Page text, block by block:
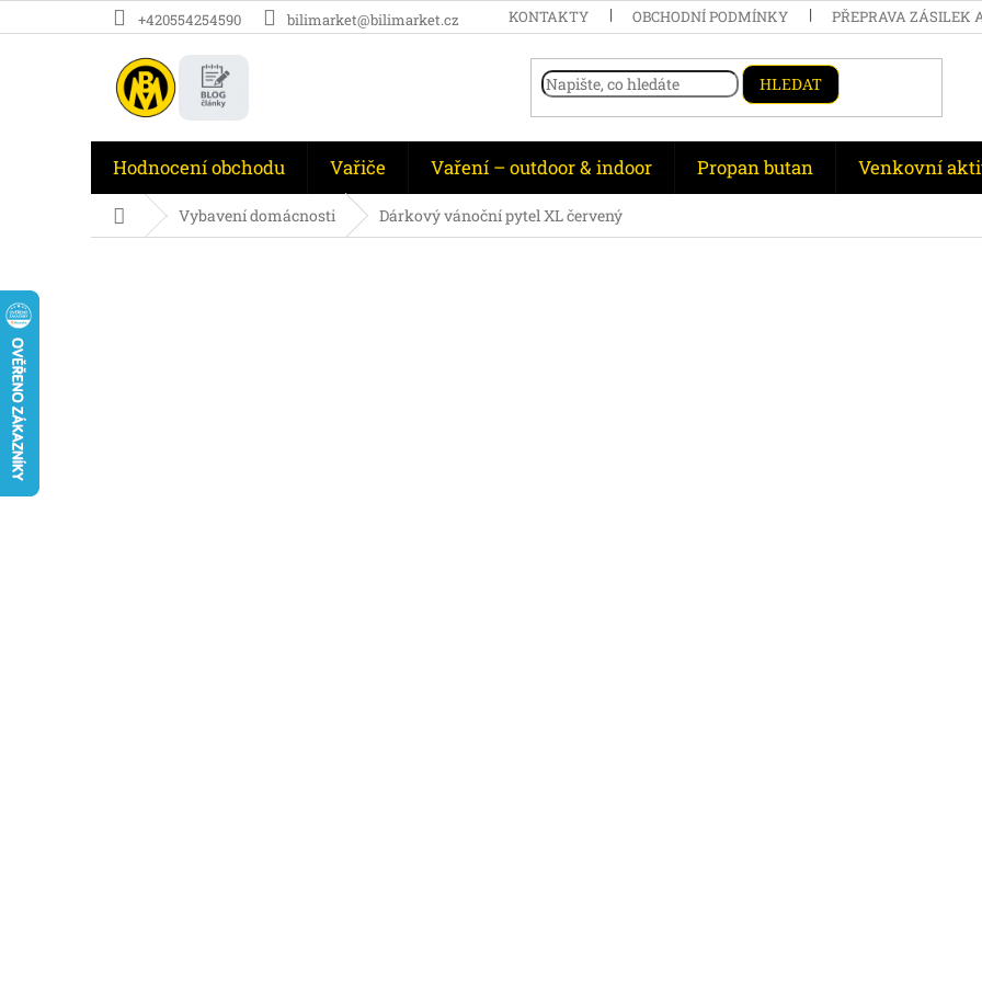
na
+420554254590 bilimarket@bilimarket.cz KONTAKTY OBCHODNÍ PODMÍNKY PŘEPRAVA ZÁSILEK A
HLEDAT
Hodnocení obchodu Vařiče Vaření – outdoor & indoor Propan butan Venkovní
Domů Vybavení domácnosti Dárkový vánoční pytel XL červený